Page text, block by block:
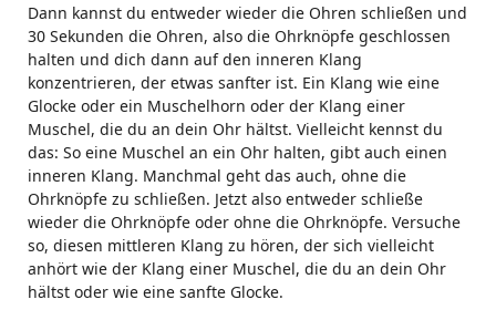
Dann kannst du entweder wieder die Ohren schließen und
30 Sekunden die Ohren, also die Ohrknöpfe geschlossen
halten und dich dann auf den inneren Klang
konzentrieren, der etwas sanfter ist. Ein Klang wie eine
Glocke oder ein Muschelhorn oder der Klang einer
Muschel, die du an dein Ohr hältst. Vielleicht kennst du
das: So eine Muschel an ein Ohr halten, gibt auch einen
inneren Klang. Manchmal geht das auch, ohne die
Ohrknöpfe zu schließen. Jetzt also entweder schließe
wieder die Ohrknöpfe oder ohne die Ohrknöpfe. Versuche
so, diesen mittleren Klang zu hören, der sich vielleicht
anhört wie der Klang einer Muschel, die du an dein Ohr
hältst oder wie eine sanfte Glocke.